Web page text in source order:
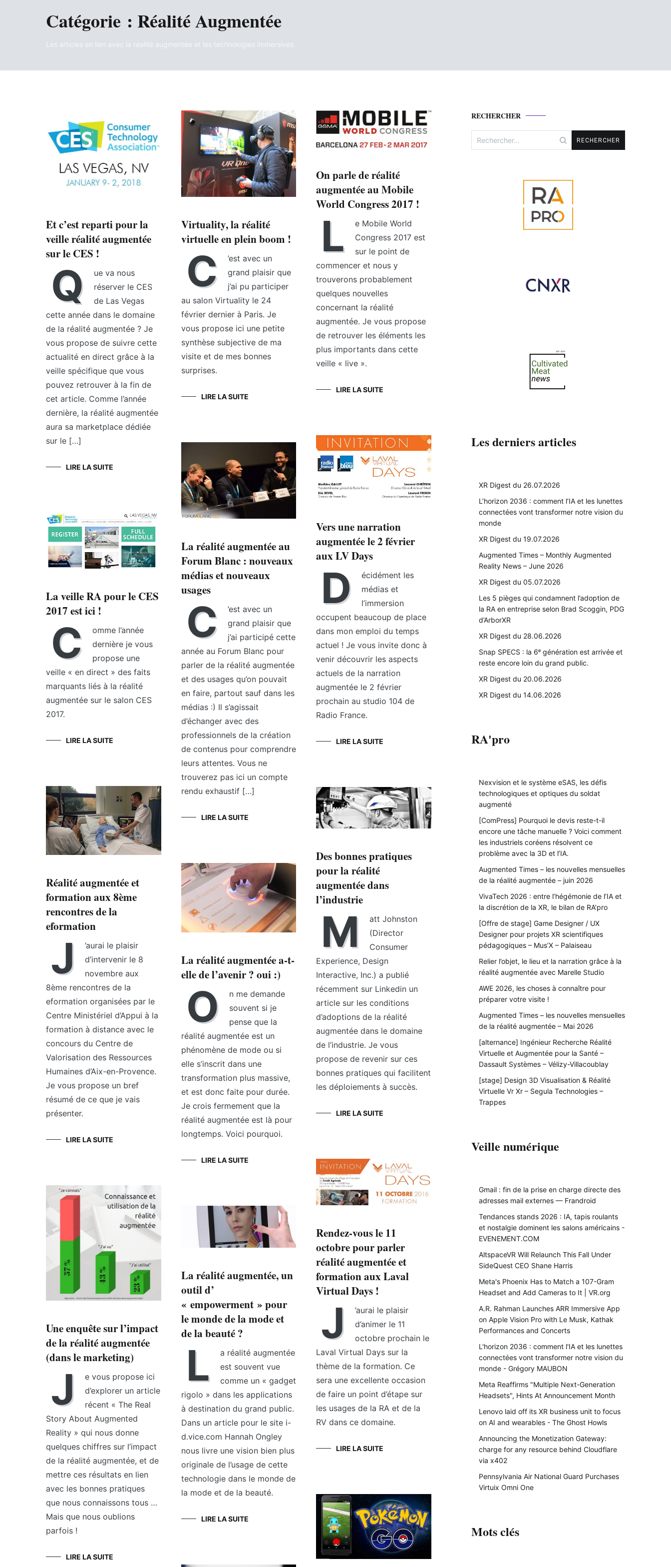
Catégorie : Réalité Augmentée
Les articles en lien avec la réalité augmentée et les technologies immersives
Et c’est reparti pour la
veille réalité augmentée
sur le CES !
Q
ue va nous
réserver le CES
de Las Vegas
cette année dans le domaine
de la réalité augmentée ? Je
vous propose de suivre cette
actualité en direct grâce à la
veille spécifique que vous
pouvez retrouver à la fin de
cet article. Comme l’année
dernière, la réalité augmentée
aura sa marketplace dédiée
sur le […]
LIRE LA SUITE
Virtuality, la réalité
virtuelle en plein boom !
C
’est avec un
grand plaisir que
j’ai pu participer
au salon Virtuality le 24
février dernier à Paris. Je
vous propose ici une petite
synthèse subjective de ma
visite et de mes bonnes
surprises.
LIRE LA SUITE
On parle de réalité
augmentée au Mobile
World Congress 2017 !
L
e Mobile World
Congress 2017 est
sur le point de
commencer et nous y
trouverons probablement
quelques nouvelles
concernant la réalité
augmentée. Je vous propose
de retrouver les éléments les
plus importants dans cette
veille « live ».
LIRE LA SUITE
Vers une narration
augmentée le 2 février
aux LV Days
D
écidément les
médias et
l’immersion
occupent beaucoup de place
dans mon emploi du temps
actuel ! Je vous invite donc à
venir découvrir les aspects
actuels de la narration
augmentée le 2 février
prochain au studio 104 de
Radio France.
LIRE LA SUITE
La réalité augmentée au
Forum Blanc : nouveaux
médias et nouveaux
usages
C
’est avec un
grand plaisir que
j’ai participé cette
année au Forum Blanc pour
parler de la réalité augmentée
et des usages qu’on pouvait
en faire, partout sauf dans les
médias :) Il s’agissait
d’échanger avec des
professionnels de la création
de contenus pour comprendre
leurs attentes. Vous ne
trouverez pas ici un compte
rendu exhaustif […]
LIRE LA SUITE
La veille RA pour le CES
2017 est ici !
C
omme l’année
dernière je vous
propose une
veille « en direct » des faits
marquants liés à la réalité
augmentée sur le salon CES
2017.
LIRE LA SUITE
Réalité augmentée et
formation aux 8ème
rencontres de la
eformation
J
’aurai le plaisir
d’intervenir le 8
novembre aux
8ème rencontres de la
eformation organisées par le
Centre Ministériel d’Appui à la
formation à distance avec le
concours du Centre de
Valorisation des Ressources
Humaines d’Aix-en-Provence.
Je vous propose un bref
résumé de ce que je vais
présenter.
LIRE LA SUITE
Des bonnes pratiques
pour la réalité
augmentée dans
l’industrie
M
att Johnston
(Director
Consumer
Experience, Design
Interactive, Inc.) a publié
récemment sur Linkedin un
article sur les conditions
d’adoptions de la réalité
augmentée dans le domaine
de l’industrie. Je vous
propose de revenir sur ces
bonnes pratiques qui facilitent
les déploiements à succès.
LIRE LA SUITE
La réalité augmentée a-t-
elle de l’avenir ? oui :)
O
n me demande
souvent si je
pense que la
réalité augmentée est un
phénomène de mode ou si
elle s’inscrit dans une
transformation plus massive,
et est donc faite pour durée.
Je crois fermement que la
réalité augmentée est là pour
longtemps. Voici pourquoi.
LIRE LA SUITE
Rendez-vous le 11
octobre pour parler
réalité augmentée et
formation aux Laval
Virtual Days !
J
’aurai le plaisir
d’animer le 11
octobre prochain le
Laval Virtual Days sur la
thème de la formation. Ce
sera une excellente occasion
de faire un point d’étape sur
les usages de la RA et de la
RV dans ce domaine.
LIRE LA SUITE
Une enquête sur l’impact
de la réalité augmentée
(dans le marketing)
J
e vous propose ici
d’explorer un article
récent « The Real
Story About Augmented
Reality » qui nous donne
quelques chiffres sur l’impact
de la réalité augmentée, et de
mettre ces résultats en lien
avec les bonnes pratiques
que nous connaissons tous …
Mais que nous oublions
parfois !
LIRE LA SUITE
La réalité augmentée, un
outil d’
« empowerment » pour
le monde de la mode et
de la beauté ?
L
a réalité augmentée
est souvent vue
comme un « gadget
rigolo » dans les applications
à destination du grand public.
Dans un article pour le site i-
d.vice.com Hannah Ongley
nous livre une vision bien plus
originale de l’usage de cette
technologie dans le monde de
la mode et de la beauté.
LIRE LA SUITE
RECHERCHER
Les derniers articles
XR Digest du 26.07.2026
L’horizon 2036 : comment l’IA et les lunettes
connectées vont transformer notre vision du
monde
XR Digest du 19.07.2026
Augmented Times – Monthly Augmented
Reality News – June 2026
XR Digest du 05.07.2026
Les 5 pièges qui condamnent l’adoption de
la RA en entreprise selon Brad Scoggin, PDG
d’ArborXR
XR Digest du 28.06.2026
Snap SPECS : la 6ᵉ génération est arrivée et
reste encore loin du grand public.
XR Digest du 20.06.2026
XR Digest du 14.06.2026
RA'pro
Nexvision et le système eSAS, les défis
technologiques et optiques du soldat
augmenté
[ComPress] Pourquoi le devis reste-t-il
encore une tâche manuelle ? Voici comment
les industriels coréens résolvent ce
problème avec la 3D et l’IA.
Augmented Times – les nouvelles mensuelles
de la réalité augmentée – juin 2026
VivaTech 2026 : entre l’hégémonie de l’IA et
la discrétion de la XR, le bilan de RA’pro
[Offre de stage] Game Designer / UX
Designer pour projets XR scientifiques
pédagogiques – Mus’X – Palaiseau
Relier l’objet, le lieu et la narration grâce à la
réalité augmentée avec Marelle Studio
AWE 2026, les choses à connaître pour
préparer votre visite !
Augmented Times – les nouvelles mensuelles
de la réalité augmentée – Mai 2026
[alternance] Ingénieur Recherche Réalité
Virtuelle et Augmentée pour la Santé –
Dassault Systèmes – Vélizy-Villacoublay
[stage] Design 3D Visualisation & Réalité
Virtuelle Vr Xr – Segula Technologies –
Trappes
Veille numérique
Gmail : fin de la prise en charge directe des
adresses mail externes — Frandroid
Tendances stands 2026 : IA, tapis roulants
et nostalgie dominent les salons américains -
EVENEMENT.COM
AltspaceVR Will Relaunch This Fall Under
SideQuest CEO Shane Harris
Meta's Phoenix Has to Match a 107-Gram
Headset and Add Cameras to It | VR.org
A.R. Rahman Launches ARR Immersive App
on Apple Vision Pro with Le Musk, Kathak
Performances and Concerts
L'horizon 2036 : comment l'IA et les lunettes
connectées vont transformer notre vision du
monde - Grégory MAUBON
Meta Reaffirms "Multiple Next-Generation
Headsets", Hints At Announcement Month
Lenovo laid off its XR business unit to focus
on AI and wearables - The Ghost Howls
Announcing the Monetization Gateway:
charge for any resource behind Cloudflare
via x402
Pennsylvania Air National Guard Purchases
Virtuix Omni One
Mots clés